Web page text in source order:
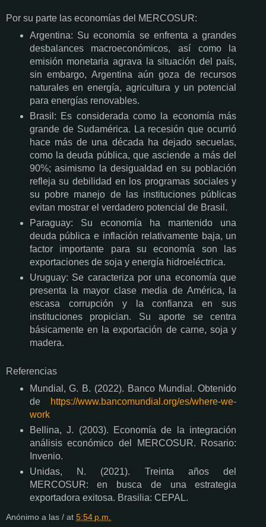
Por su parte las economías del MERCOSUR:
Argentina: Su economía se enfrenta a grandes
desbalances macroeconómicos, así como la
emisión monetaria agrava la situación del país,
sin embargo, Argentina aún goza de recursos
naturales en energía, agricultura y un potencial
para energías renovables.
Brasil: Es considerada como la economía más
grande de Sudamérica. La recesión que ocurrió
hace más de una década ha dejado secuelas,
como la deuda pública, que asciende a más del
90%; asimismo la desigualdad en su población
refleja su debilidad en los programas sociales y
su pobre manejo de las instituciones públicas
evitan mostrar el verdadero potencial de Brasil.
Paraguay: Su economía ha mantenido una
deuda pública e inflación relativamente baja, un
factor importante para su economía son las
exportaciones de soja y energía hidroeléctrica.
Uruguay: Se caracteriza por una economía que
presenta la mayor clase media de América, la
escasa corrupción y la confianza en sus
instituciones propician. Su aporte se centra
básicamente en la exportación de carne, soja y
madera.
Referencias
Mundial, G. B. (2022). Banco Mundial. Obtenido
de https://www.bancomundial.org/es/where-we-
work
Bellina, J. (2003). Economía de la integración
análisis económico del MERCOSUR. Rosario:
Invenio.
Unidas, N. (2021). Treinta años del
MERCOSUR: en busca de una estrategia
exportadora exitosa. Brasilia: CEPAL.
Anónimo a las / at 5:54 p.m.